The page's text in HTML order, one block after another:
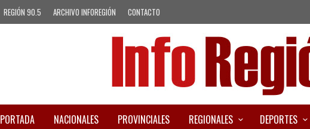
REGIÓN 90.5 ARCHIVO INFOREGIÓN CONTACTO
PORTADA NACIONALES PROVINCIALES REGIONALES DEPORTES